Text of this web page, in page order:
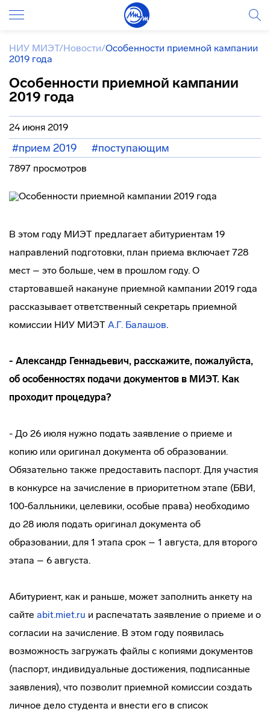
НИУ МИЭТ/Новости/Особенности приемной кампании
2019 года
Особенности приемной кампании
2019 года
24 июня 2019
#прием 2019 #поступающим
7897 просмотров
В этом году МИЭТ предлагает абитуриентам 19
направлений подготовки, план приема включает 728
мест – это больше, чем в прошлом году. О
стартовавшей накануне приемной кампании 2019 года
рассказывает ответственный секретарь приемной
комиссии НИУ МИЭТ А.Г. Балашов.
- Александр Геннадьевич, расскажите, пожалуйста,
об особенностях подачи документов в МИЭТ. Как
проходит процедура?
- До 26 июля нужно подать заявление о приеме и
копию или оригинал документа об образовании.
Обязательно также предоставить паспорт. Для участия
в конкурсе на зачисление в приоритетном этапе (БВИ,
100-балльники, целевики, особые права) необходимо
до 28 июля подать оригинал документа об
образовании, для 1 этапа срок – 1 августа, для второго
этапа – 6 августа.
Абитуриент, как и раньше, может заполнить анкету на
сайте abit.miet.ru и распечатать заявление о приеме и о
согласии на зачисление. В этом году появилась
возможность загружать файлы с копиями документов
(паспорт, индивидуальные достижения, подписанные
заявления), что позволит приемной комиссии создать
личное дело студента и внести его в список